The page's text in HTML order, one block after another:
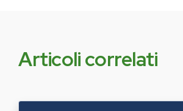
Articoli correlati